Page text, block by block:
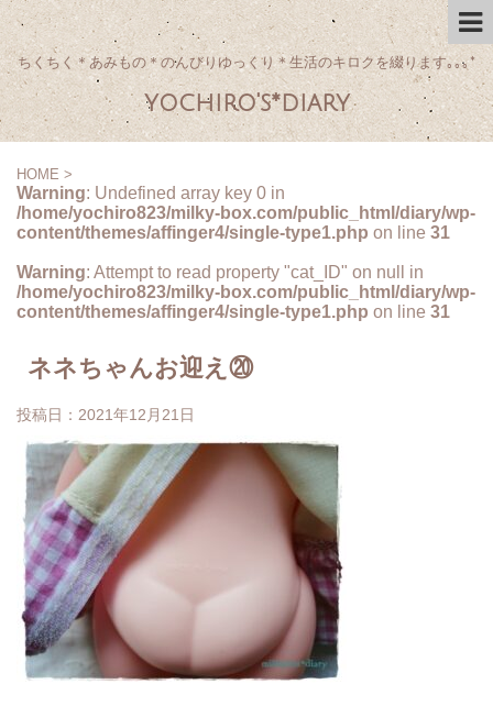
ちくちく＊あみもの＊のんびりゆっくり＊生活のキロクを綴ります｡｡｡*
yochiro's*diary
HOME >
Warning: Undefined array key 0 in
/home/yochiro823/milky-box.com/public_html/diary/wp-
content/themes/affinger4/single-type1.php on line 31
Warning: Attempt to read property "cat_ID" on null in
/home/yochiro823/milky-box.com/public_html/diary/wp-
content/themes/affinger4/single-type1.php on line 31
ネネちゃんお迎え⑳
投稿日： 2021年12月21日